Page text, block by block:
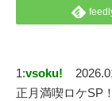
1:vsoku!
正月満喫ロケSP